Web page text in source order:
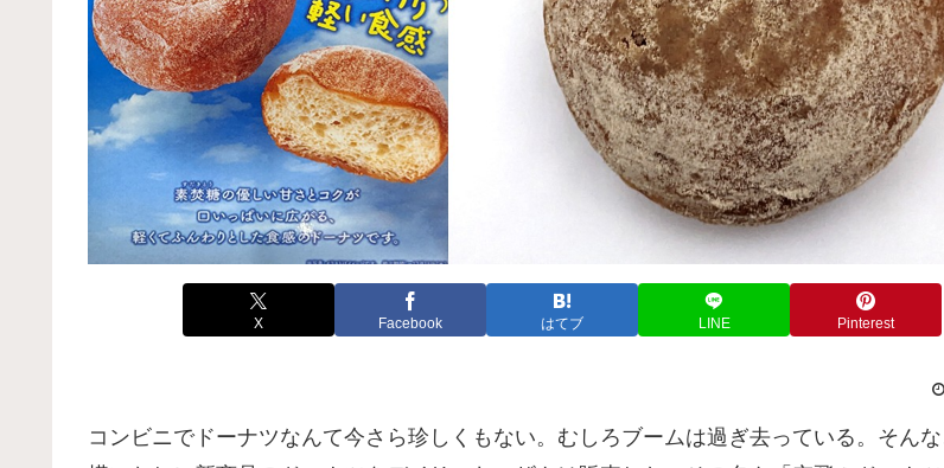
X Facebook はてブ LINE Pinterest
コンビニでドーナツなんて今さら珍しくもない。むしろブームは過ぎ去っている。そん